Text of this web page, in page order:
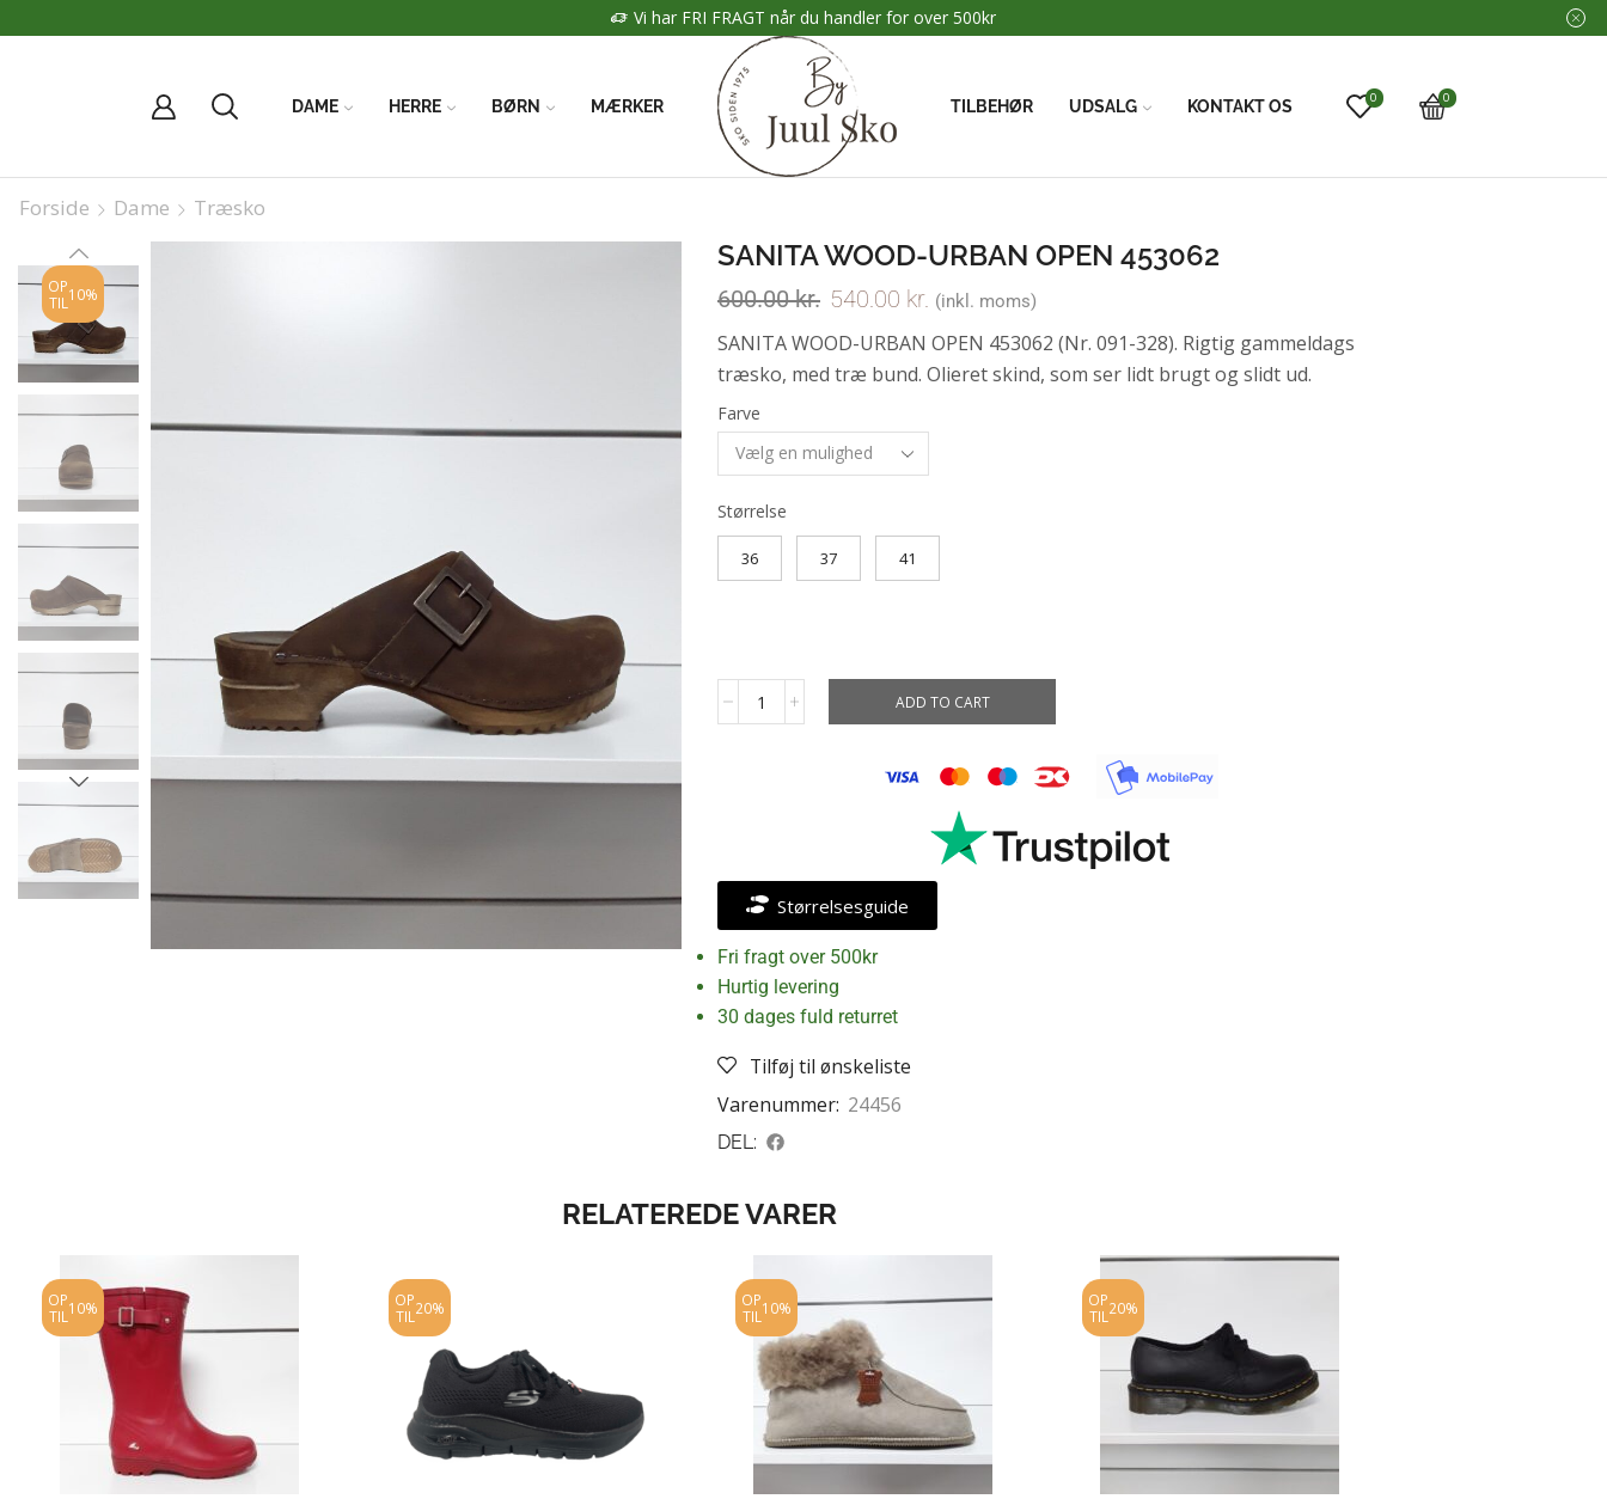
Vi har FRI FRAGT når du handler for over 500kr
DAME HERRE BØRN MÆRKER TILBEHØR UDSALG KONTAKT OS 0 0
Forside Dame Træsko
OP
TIL 10%
SANITA WOOD-URBAN OPEN 453062
600.00kr. 540.00 kr. (inkl. moms)
SANITA WOOD-URBAN OPEN 453062 (Nr. 091-328). Rigtig gammeldags
træsko, med træ bund. Olieret skind, som ser lidt brugt og slidt ud.
Farve
Størrelse
36 37 41
ADD TO CART
Størrelsesguide
Fri fragt over 500kr
Hurtig levering
30 dages fuld returret
Tilføj til ønskeliste
Varenummer: 24456
DEL:
RELATEREDE VARER
OP
TIL 10%
OP
TIL 20%
OP
TIL 10%
OP
TIL 20%